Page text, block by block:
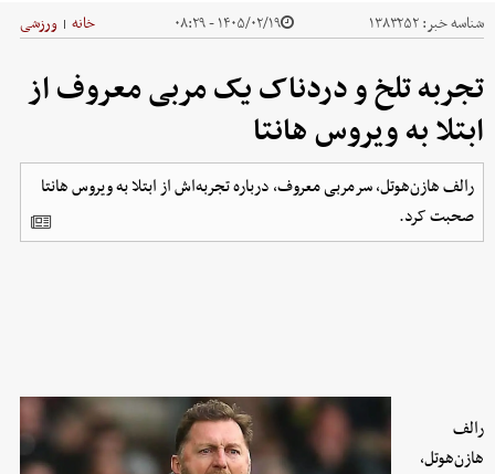
شناسه خبر:۱۳۸۳۲۵۲ ۱۴۰۵/۰۲/۱۹ - ۰۸:۲۹ خانه | ورزشی
تجربه تلخ و دردناک یک مربی معروف از
ابتلا به ویروس هانتا
رالف هازن‌هوتل، سرمربی معروف، درباره تجربه‌اش از ابتلا به ویروس هانتا
صحبت کرد.
رالف
هازن‌هوتل،